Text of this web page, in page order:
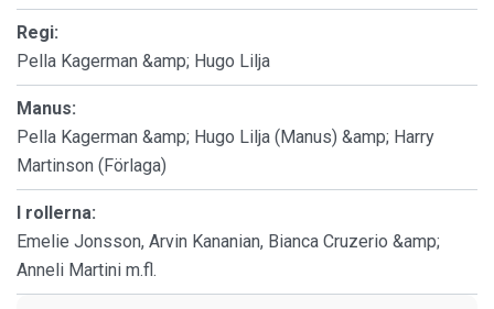
Regi:
Pella Kagerman &amp; Hugo Lilja
Manus:
Pella Kagerman &amp; Hugo Lilja (Manus) &amp; Harry
Martinson (Förlaga)
I rollerna:
Emelie Jonsson, Arvin Kananian, Bianca Cruzerio &amp;
Anneli Martini m.fl.